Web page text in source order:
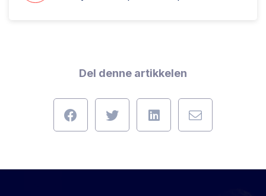
Del denne artikkelen